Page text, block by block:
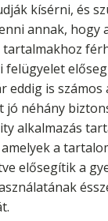
kísérni, és
annak, hogy
felügyelet
eddig is számos
jó néhány
alkalmazás
a
elősegítik a